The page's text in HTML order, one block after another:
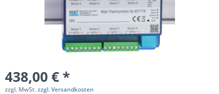
438,00 € *
zzgl. MwSt.zzgl. Versandkosten